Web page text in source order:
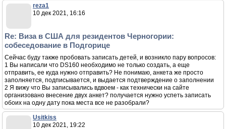
reza1
10 дек 2021, 16:16
Re: Виза в США для резидентов Черногории:
собеседование в Подгорице
Сейчас буду также пробовать записать детей, и возникло пару вопросов:
1 Вы написали что DS160 необходимо не только создать, а еще
отправить, ее куда нужно отправить? Не понимаю, анкета же просто
заполняется, подписывается, и выдается подтверждение о заполнении
2 Я вижу что Вы записывались вдвоем - как технически на сайте
организовано внесение двух анкет? получается нужно успеть записать
обоих на одну дату пока места все не разобрали?
Usitkiss
10 дек 2021, 19:22